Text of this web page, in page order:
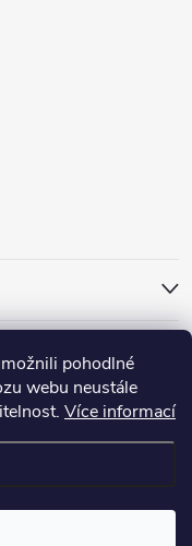
pohodlné
webu neustále
Více informací